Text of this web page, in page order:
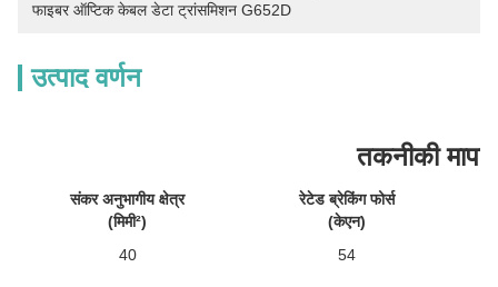
फाइबर ऑप्टिक केबल डेटा ट्रांसमिशन G652D
उत्पाद वर्णन
तकनीकी
संकर अनुभागीय क्षेत्र
(मिमी²)
रेटेड ब्रेकिंग फोर्स
(केएन)
40
54